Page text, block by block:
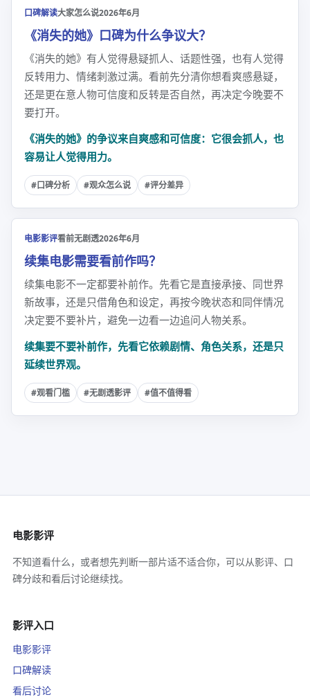
口碑解读大家怎么说2026年6月
《消失的她》口碑为什么争议大？
《消失的她》有人觉得悬疑抓人、话题性强，也有人觉得
反转用力、情绪刺激过满。看前先分清你想看爽感悬疑，
还是更在意人物可信度和反转是否自然，再决定今晚要不
要打开。
《消失的她》的争议来自爽感和可信度：它很会抓人，也
容易让人觉得用力。
#口碑分析 #观众怎么说 #评分差异
电影影评看前无剧透2026年6月
续集电影需要看前作吗？
续集电影不一定都要补前作。先看它是直接承接、同世界
新故事，还是只借角色和设定，再按今晚状态和同伴情况
决定要不要补片，避免一边看一边追问人物关系。
续集要不要补前作，先看它依赖剧情、角色关系，还是只
延续世界观。
#观看门槛 #无剧透影评 #值不值得看
电影影评
不知道看什么，或者想先判断一部片适不适合你，可以从影评、口
碑分歧和看后讨论继续找。
影评入口
电影影评
口碑解读
看后讨论